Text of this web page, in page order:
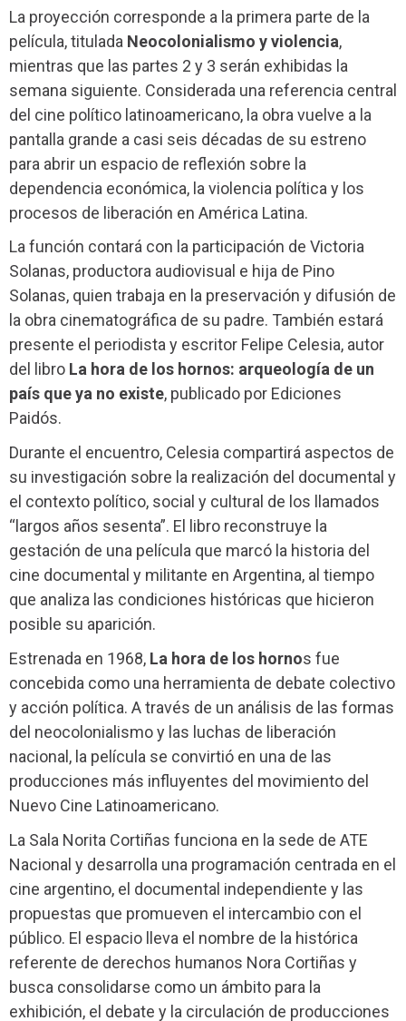
La proyección corresponde a la primera parte de la
película, titulada Neocolonialismo y violencia,
mientras que las partes 2 y 3 serán exhibidas la
semana siguiente. Considerada una referencia central
del cine político latinoamericano, la obra vuelve a la
pantalla grande a casi seis décadas de su estreno
para abrir un espacio de reflexión sobre la
dependencia económica, la violencia política y los
procesos de liberación en América Latina.
La función contará con la participación de Victoria
Solanas, productora audiovisual e hija de Pino
Solanas, quien trabaja en la preservación y difusión de
la obra cinematográfica de su padre. También estará
presente el periodista y escritor Felipe Celesia, autor
del libro La hora de los hornos: arqueología de un
país que ya no existe, publicado por Ediciones
Paidós.
Durante el encuentro, Celesia compartirá aspectos de
su investigación sobre la realización del documental y
el contexto político, social y cultural de los llamados
“largos años sesenta”. El libro reconstruye la
gestación de una película que marcó la historia del
cine documental y militante en Argentina, al tiempo
que analiza las condiciones históricas que hicieron
posible su aparición.
Estrenada en 1968, La hora de los hornos fue
concebida como una herramienta de debate colectivo
y acción política. A través de un análisis de las formas
del neocolonialismo y las luchas de liberación
nacional, la película se convirtió en una de las
producciones más influyentes del movimiento del
Nuevo Cine Latinoamericano.
La Sala Norita Cortiñas funciona en la sede de ATE
Nacional y desarrolla una programación centrada en el
cine argentino, el documental independiente y las
propuestas que promueven el intercambio con el
público. El espacio lleva el nombre de la histórica
referente de derechos humanos Nora Cortiñas y
busca consolidarse como un ámbito para la
exhibición, el debate y la circulación de producciones